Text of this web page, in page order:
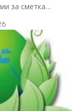
за сметка…